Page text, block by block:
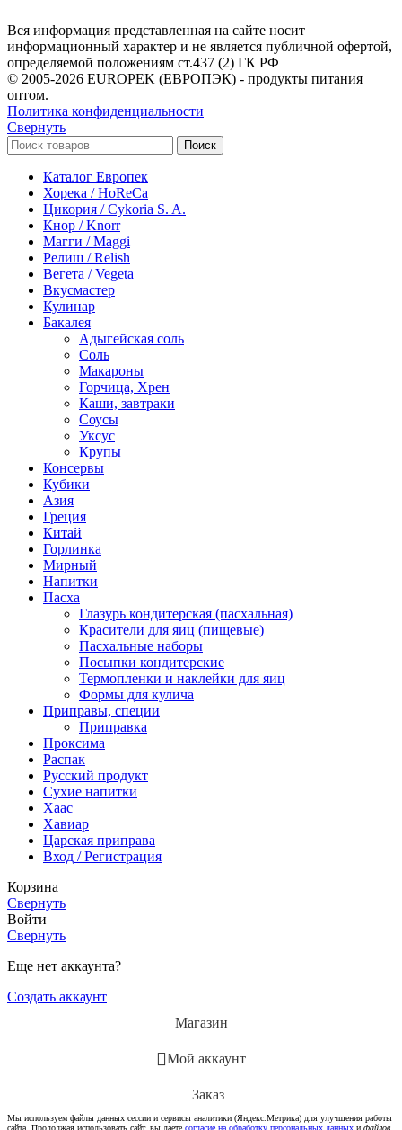
Вся информация представленная на сайте носит
информационный характер и не является публичной офертой,
определяемой положениям ст.437 (2) ГК РФ
© 2005-2026 EUROPEK (ЕВРОПЭК) - продукты питания
оптом.
Политика конфиденциальности
Свернуть
Поиск
Каталог Европек
Хорека / HoReCa
Цикория / Cykoria S. A.
Кнор / Knorr
Магги / Maggi
Релиш / Relish
Вегета / Vegeta
Вкусмастер
Кулинар
Бакалея
Адыгейская соль
Соль
Макароны
Горчица, Хрен
Каши, завтраки
Соусы
Уксус
Крупы
Консервы
Кубики
Азия
Греция
Китай
Горлинка
Мирный
Напитки
Пасха
Глазурь кондитерская (пасхальная)
Красители для яиц (пищевые)
Пасхальные наборы
Посыпки кондитерские
Термопленки и наклейки для яиц
Формы для кулича
Приправы, специи
Приправка
Проксима
Распак
Русский продукт
Сухие напитки
Хаас
Хавиар
Царская приправа
Вход / Регистрация
Корзина
Свернуть
Войти
Свернуть
Еще нет аккаунта?
Создать аккаунт
Магазин
Мой аккаунт
Заказ
Мы используем файлы данных сессии и сервисы аналитики (Яндекс.Метрика) для улучшения работы
сайта. Продолжая использовать сайт, вы даете согласие на обработку персональных данных и файлов